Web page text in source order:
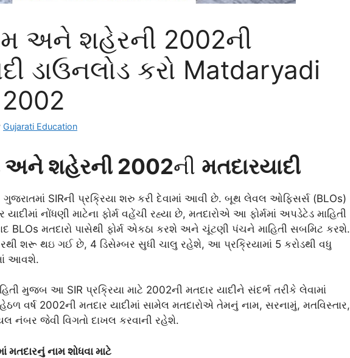
અને શહેરની 2002ની
ડાઉનલોડ કરો Matdaryadi
Gujarati Education
અને શહેરની 2002ની મતદારયાદી
SIRની પ્રક્રિયા શરુ કરી દેવામાં આવી છે. બૂથ લેવલ ઓફિસર્સ (BLOs)
નોંધણી માટેના ફોર્મ વહેંચી રહ્યા છે, મતદારોએ આ ફોર્મમાં અપડેટેડ માહિતી
BLOs મતદારો પાસેથી ફોર્મ એકઠા કરશે અને ચૂંટણી પંચને માહિતી સબમિટ કરશે.
શરૂ થઇ ગઈ છે, 4 ડિસેમ્બર સુધી ચાલુ રહેશે, આ પ્રક્રિયામાં 5 કરોડથી વધુ
આવશે.
મુજબ આ SIR પ્રક્રિયા માટે 2002ની મતદાર યાદીને સંદર્ભ તરીકે લેવામાં
વર્ષ 2002ની મતદાર યાદીમાં સામેલ મતદારોએ તેમનું નામ, સરનામું, મતવિસ્તાર,
નંબર જેવી વિગતો દાખલ કરવાની રહેશે.
મતદારનું નામ શોધવા માટે